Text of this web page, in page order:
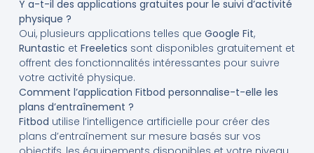
Y a-t-il des applications gratuites pour le suivi d’activité
physique ?
Oui, plusieurs applications telles que Google Fit,
Runtastic et Freeletics sont disponibles gratuitement et
offrent des fonctionnalités intéressantes pour suivre
votre activité physique.
Comment l’application Fitbod personnalise-t-elle les
plans d’entraînement ?
Fitbod utilise l’intelligence artificielle pour créer des
plans d’entraînement sur mesure basés sur vos